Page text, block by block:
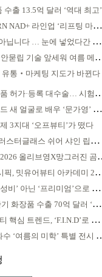
수출 13.5억 달러 ‘역대 최고’
라인업 ‘리프팅 마스크’ 출시
니다 … 눈에 넣었다간 각막 손상
기술 앞세워 여름 메이크업 시장 공략
유통‧마케팅 지도가 바뀐다
가·등록 대수술… 시험자료 공용 허용
새 얼굴로 배우 ‘문가영’ 발탁
3지대 ‘오프뷰티’가 떴다
터글래스 쉬어 샤인 립스틱’ 출시
올리브영X망그러진 곰 콜라보
, 밋유어뷰티 아카데미 2기 발대식
’ 아닌 ‘프리미엄’으로 승부걸어야
장품 수출 70억 달러 ‘역대 최고’
심 트렌드, ‘F.I.N.D’로 읽는다
‘여름의 미학’ 특별 전시 개최